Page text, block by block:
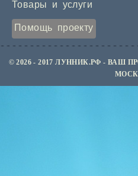
Товары и услуги
Помощь проекту
© 2026 - 2017 ЛУННИК.РФ - ВАШ